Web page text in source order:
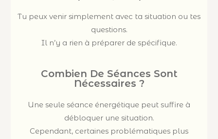
Tu peux venir simplement avec ta situation ou tes
questions.
Il n’y a rien à préparer de spécifique.
Combien De Séances Sont
Nécessaires ?
Une seule séance énergétique peut suffire à
débloquer une situation.
Cependant, certaines problématiques plus